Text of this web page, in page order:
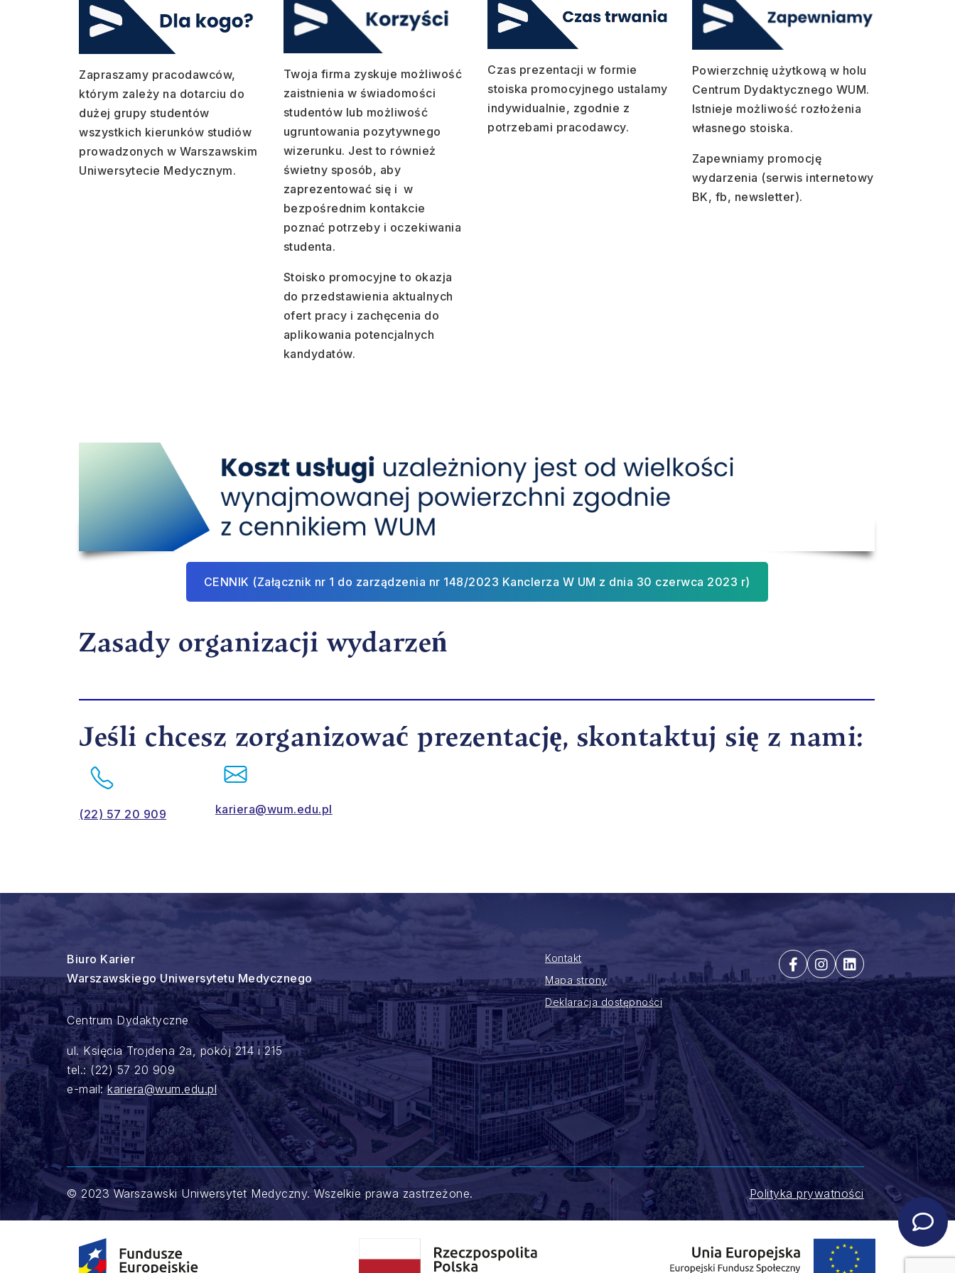
Zapraszamy pracodawców,
którym zależy na dotarciu do
dużej grupy studentów
wszystkich kierunków studiów
prowadzonych w Warszawskim
Uniwersytecie Medycznym.
Twoja firma zyskuje możliwość
zaistnienia w świadomości
studentów lub możliwość
ugruntowania pozytywnego
wizerunku. Jest to również
świetny sposób, aby
zaprezentować się i w
bezpośrednim kontakcie
poznać potrzeby i oczekiwania
studenta.
Stoisko promocyjne to okazja
do przedstawienia aktualnych
ofert pracy i zachęcenia do
aplikowania potencjalnych
kandydatów.
Czas prezentacji w formie
stoiska promocyjnego ustalamy
indywidualnie, zgodnie z
potrzebami pracodawcy.
Powierzchnię użytkową w holu
Centrum Dydaktycznego WUM.
Istnieje możliwość rozłożenia
własnego stoiska.
Zapewniamy promocję
wydarzenia (serwis internetowy
BK, fb, newsletter).
CENNIK (Załącznik nr 1 do zarządzenia nr 148/2023 Kanclerza W UM z dnia 30 czerwca 2023 r)
Zasady organizacji wydarzeń
Jeśli chcesz zorganizować prezentację, skontaktuj się z nami:
(22) 57 20 909 kariera@wum.edu.pl
Biuro Karier
Warszawskiego Uniwersytetu Medycznego
Centrum Dydaktyczne
ul. Księcia Trojdena 2a, pokój 214 i 215
tel.: (22) 57 20 909
e-mail:kariera@wum.edu.pl
Kontakt
Mapa strony
Deklaracja dostępności
© 2023 Warszawski Uniwersytet Medyczny. Wszelkie prawa zastrzeżone. Polityka prywatności